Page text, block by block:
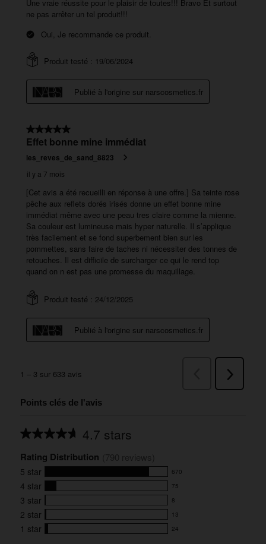
Points clés de l'avis
4.7 stars
Average
for
this
product:
4.7
out
of
5
stars
Rating Distribution
5 star 670
670
reviews
with
5
star
rating.
4 star 75
75
reviews
with
4
3 star 8
8
reviews
with
2 star 13
13
reviews
1 star 24
24